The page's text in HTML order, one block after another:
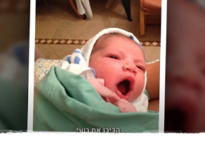
סרטון בר מצווה לרועי
סרטוני בת/בר מצווה סרטים לימי הולדת